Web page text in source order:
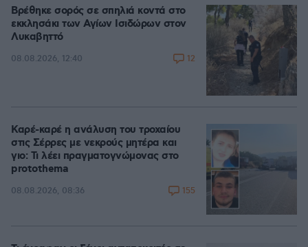
Βρέθηκε σορός σε σπηλιά κοντά στο
εκκλησάκι των Αγίων Ισιδώρων στον
Λυκαβηττό
08.08.2026, 12:40 12
Καρέ-καρέ η ανάλυση του τροχαίου
στις Σέρρες με νεκρούς μητέρα και
γιο: Τι λέει πραγματογνώμονας στο
protothema
08.08.2026, 08:36 155